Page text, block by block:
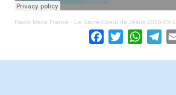
Radio Maria France · Le Sacré-Coeur de Jésus 2026-05-
Facebook
Twitter